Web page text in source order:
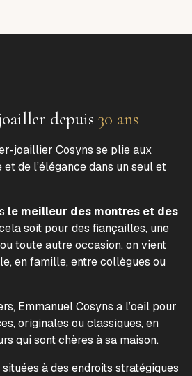
depuis 30 ans
joaillier Cosyns se plie aux
et de l’élégance dans un seul et
le meilleur des montres et des
soit pour des fiançailles, une
toute autre occasion, on vient
en famille, entre collègues ou
Emmanuel Cosyns a l’oeil pour
originales ou classiques, en
qui sont chères à sa maison.
à des endroits stratégiques